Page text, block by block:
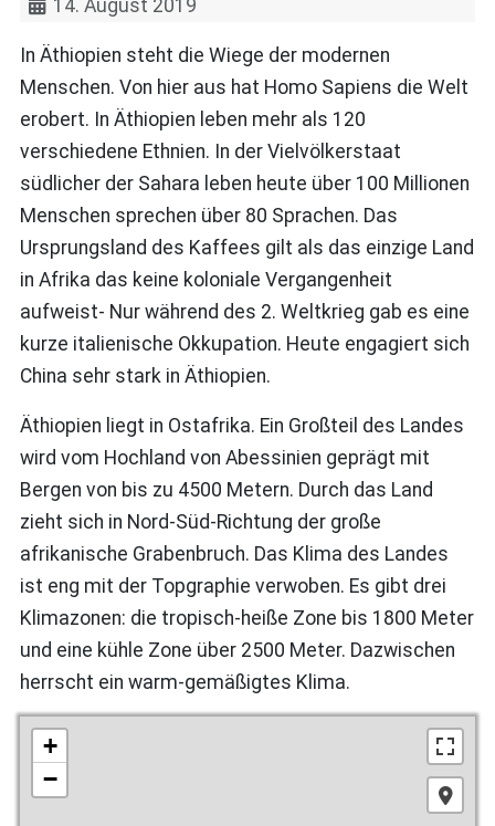
14. August 2019
In Äthiopien steht die Wiege der modernen
Menschen. Von hier aus hat Homo Sapiens die Welt
erobert. In Äthiopien leben mehr als 120
verschiedene Ethnien. In der Vielvölkerstaat
südlicher der Sahara leben heute über 100 Millionen
Menschen sprechen über 80 Sprachen. Das
Ursprungsland des Kaffees gilt als das einzige Land
in Afrika das keine koloniale Vergangenheit
aufweist- Nur während des 2. Weltkrieg gab es eine
kurze italienische Okkupation. Heute engagiert sich
China sehr stark in Äthiopien.
Äthiopien liegt in Ostafrika. Ein Großteil des Landes
wird vom Hochland von Abessinien geprägt mit
Bergen von bis zu 4500 Metern. Durch das Land
zieht sich in Nord-Süd-Richtung der große
afrikanische Grabenbruch. Das Klima des Landes
ist eng mit der Topgraphie verwoben. Es gibt drei
Klimazonen: die tropisch-heiße Zone bis 1800 Meter
und eine kühle Zone über 2500 Meter. Dazwischen
herrscht ein warm-gemäßigtes Klima.
+
−